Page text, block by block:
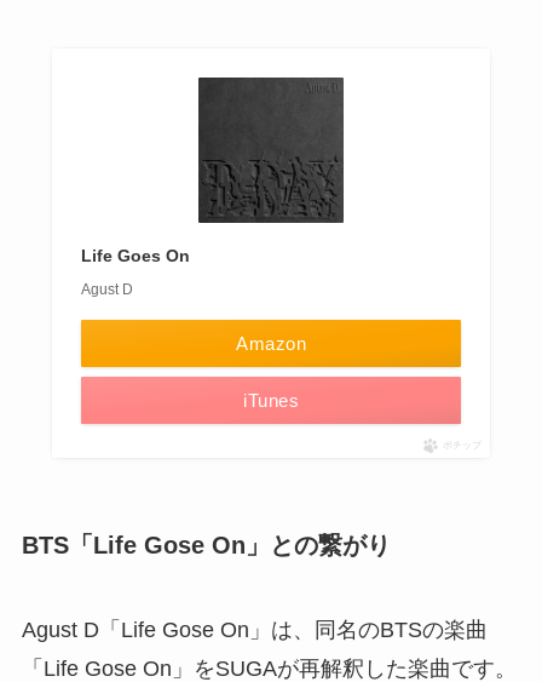
Life Goes On
Agust D
Amazon
iTunes
ポチップ
BTS「Life Gose On」との繋がり
Agust D「Life Gose On」は、同名のBTSの楽曲
「Life Gose On」をSUGAが再解釈した楽曲です。